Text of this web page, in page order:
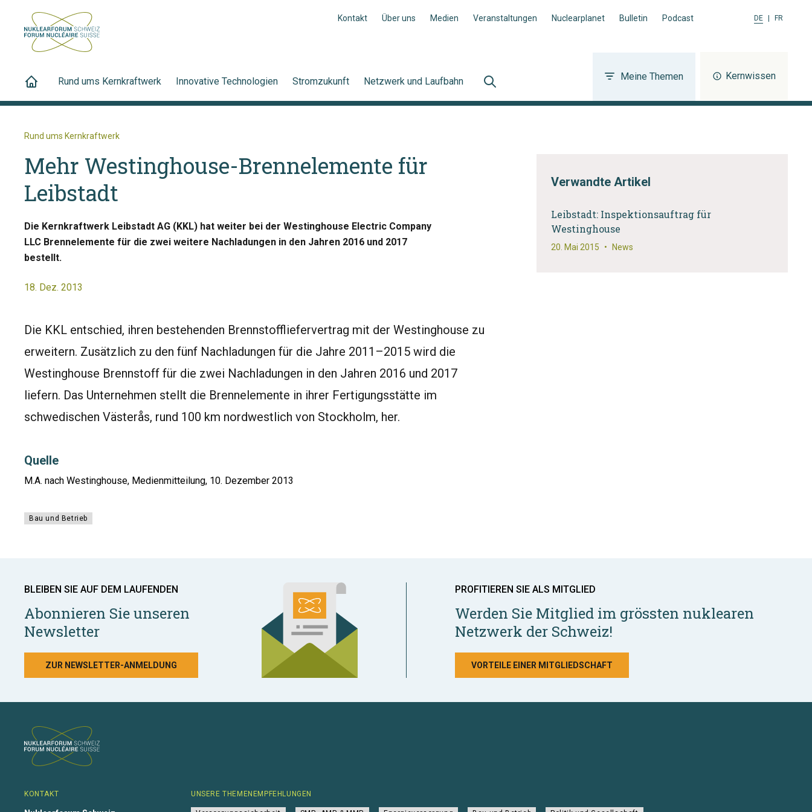
Kontakt Über uns Medien Veranstaltungen Nuclearplanet Bulletin Podcast DE FR
Rund ums Kernkraftwerk Innovative Technologien Stromzukunft Netzwerk und Laufbahn Meine Themen Kernwissen
Rund ums Kernkraftwerk
Mehr Westinghouse-Brennelemente für
Leibstadt
Die Kernkraftwerk Leibstadt AG (KKL) hat weiter bei der Westinghouse Electric Company
LLC Brennelemente für die zwei weitere Nachladungen in den Jahren 2016 und 2017
bestellt.
18. Dez. 2013
Die KKL entschied, ihren bestehenden Brennstoffliefervertrag mit der Westinghouse zu
erweitern. Zusätzlich zu den fünf Nachladungen für die Jahre 2011–2015 wird die
Westinghouse Brennstoff für die zwei Nachladungen in den Jahren 2016 und 2017
liefern. Das Unternehmen stellt die Brennelemente in ihrer Fertigungsstätte im
schwedischen Västerås, rund 100 km nordwestlich von Stockholm, her.
Quelle
M.A. nach Westinghouse, Medienmitteilung, 10. Dezember 2013
Bau und Betrieb
Verwandte Artikel
Leibstadt: Inspektionsauftrag für
Westinghouse
20. Mai 2015 • News
BLEIBEN SIE AUF DEM LAUFENDEN
Abonnieren Sie unseren
Newsletter
ZUR NEWSLETTER-ANMELDUNG
PROFITIEREN SIE ALS MITGLIED
Werden Sie Mitglied im grössten nuklearen
Netzwerk der Schweiz!
VORTEILE EINER MITGLIEDSCHAFT
KONTAKT UNSERE THEMENEMPFEHLUNGEN